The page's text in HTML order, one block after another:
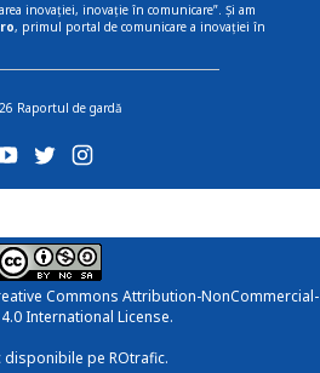
inovației, inovație în comunicare”. Și am
, primul portal de comunicare a inovației în
Raportul de gardă
Commons Attribution-NonCommercial-
International License.
disponibile pe ROtrafic.